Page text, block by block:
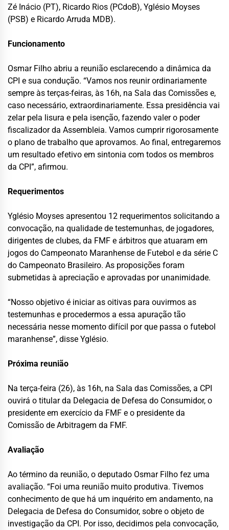
Zé Inácio (PT), Ricardo Rios (PCdoB), Yglésio Moyses
(PSB) e Ricardo Arruda MDB).
Funcionamento
Osmar Filho abriu a reunião esclarecendo a dinâmica da
CPI e sua condução. “Vamos nos reunir ordinariamente
sempre às terças-feiras, às 16h, na Sala das Comissões e,
caso necessário, extraordinariamente. Essa presidência vai
zelar pela lisura e pela isenção, fazendo valer o poder
fiscalizador da Assembleia. Vamos cumprir rigorosamente
o plano de trabalho que aprovamos. Ao final, entregaremos
um resultado efetivo em sintonia com todos os membros
da CPI”, afirmou.
Requerimentos
Yglésio Moyses apresentou 12 requerimentos solicitando a
convocação, na qualidade de testemunhas, de jogadores,
dirigentes de clubes, da FMF e árbitros que atuaram em
jogos do Campeonato Maranhense de Futebol e da série C
do Campeonato Brasileiro. As proposições foram
submetidas à apreciação e aprovadas por unanimidade.
“Nosso objetivo é iniciar as oitivas para ouvirmos as
testemunhas e procedermos a essa apuração tão
necessária nesse momento difícil por que passa o futebol
maranhense”, disse Yglésio.
Próxima reunião
Na terça-feira (26), às 16h, na Sala das Comissões, a CPI
ouvirá o titular da Delegacia de Defesa do Consumidor, o
presidente em exercício da FMF e o presidente da
Comissão de Arbitragem da FMF.
Avaliação
Ao término da reunião, o deputado Osmar Filho fez uma
avaliação. “Foi uma reunião muito produtiva. Tivemos
conhecimento de que há um inquérito em andamento, na
Delegacia de Defesa do Consumidor, sobre o objeto de
investigação da CPI. Por isso, decidimos pela convocação,